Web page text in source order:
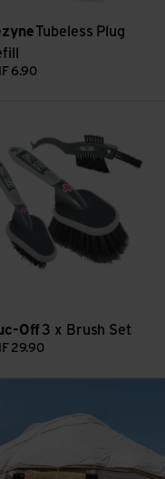
Tubeless Plug
6.90
Off3 x Brush Set
29.90